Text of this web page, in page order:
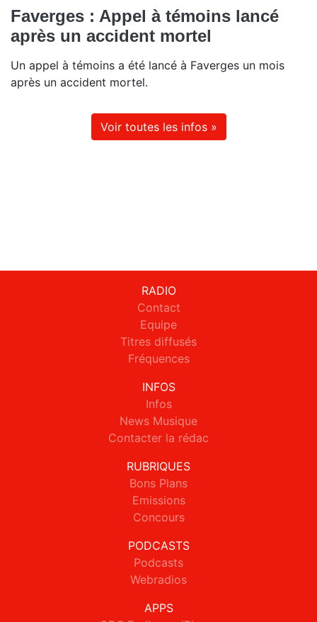
Faverges : Appel à témoins lancé
après un accident mortel
Un appel à témoins a été lancé à Faverges un mois
après un accident mortel.
Voir toutes les infos »
RADIO
Contact
Equipe
Titres diffusés
Fréquences
INFOS
Infos
News Musique
Contacter la rédac
RUBRIQUES
Bons Plans
Emissions
Concours
PODCASTS
Podcasts
Webradios
APPS